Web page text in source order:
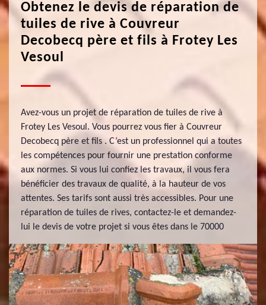
Obtenez le devis de réparation de
tuiles de rive à Couvreur
Decobecq père et fils à Frotey Les
Vesoul
Avez-vous un projet de réparation de tuiles de rive à
Frotey Les Vesoul. Vous pourrez vous fier à Couvreur
Decobecq père et fils . C’est un professionnel qui a toutes
les compétences pour fournir une prestation conforme
aux normes. Si vous lui confiez les travaux, il vous fera
bénéficier des travaux de qualité, à la hauteur de vos
attentes. Ses tarifs sont aussi très accessibles. Pour une
réparation de tuiles de rives, contactez-le et demandez-
lui le devis de votre projet si vous êtes dans le 70000